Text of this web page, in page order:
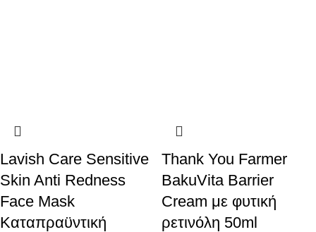
Lavish Care Sensitive
Skin Anti Redness
Face Mask
Καταπραϋντική
Thank You Farmer
BakuVita Barrier
Cream με φυτική
ρετινόλη 50ml